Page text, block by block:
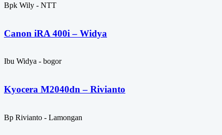
Bpk Wily - NTT
Canon iRA 400i – Widya
Ibu Widya - bogor
Kyocera M2040dn – Rivianto
Bp Rivianto - Lamongan